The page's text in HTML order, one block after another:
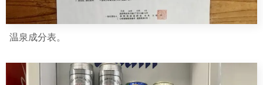
温泉成分表。